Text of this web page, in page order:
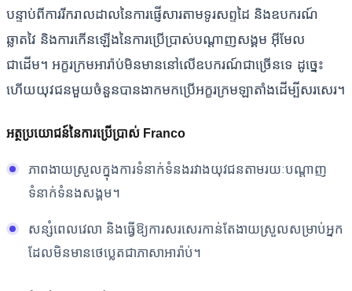
បន្ទាប់ពីការរីករាលដាលនៃការផ្ញើសារតាមទូរសព្ទដៃ និងឧបករណ៍
ឆ្លាតវៃ និងការកើនឡើងនៃការប្រើប្រាស់បណ្តាញសង្គម អ៊ីមែល
ជាដើម។ អក្ខរក្រមអារ៉ាប់មិនមាននៅលើឧបករណ៍ជាច្រើនទេ ដូច្នេះ
ហើយយុវជនមួយចំនួនបានងាកមកប្រើអក្ខរក្រមឡាតាំងដើម្បីសរសេរ។
អត្ថប្រយោជន៍នៃការប្រើប្រាស់ Franco
ភាពងាយស្រួលក្នុងការទំនាក់ទំនងរវាងយុវជនតាមរយៈបណ្តាញ
ទំនាក់ទំនងសង្គម។
សន្សំពេលវេលា និងធ្វើឱ្យការសរសេរកាន់តែងាយស្រួលសម្រាប់អ្នក
ដែលមិនមានថេប្លេតជាភាសាអារ៉ាប់។